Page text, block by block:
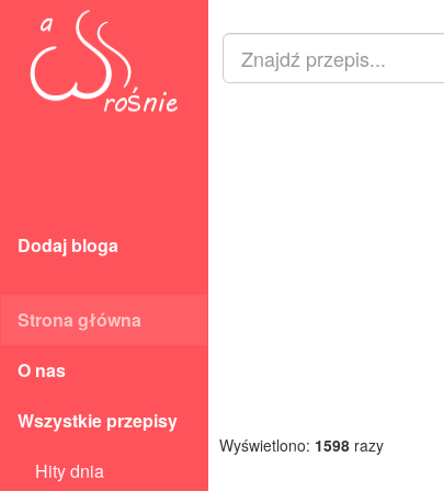
Dodaj bloga
Strona główna
O nas
Wszystkie przepisy
Hity dnia
Wyświetlono: 1598 razy